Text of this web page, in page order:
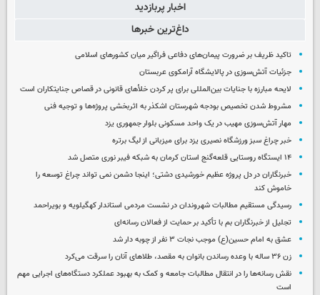
اخبار پربازدید
داغ‌ترین خبرها
تاکید ظریف بر ضرورت پیمان‌های دفاعی فراگیر میان کشورهای اسلامی
جزئیات آتش‌سوزی در پالایشگاه آرامکوی عربستان
لایحه مبارزه با جنایات بین‌المللی برای پر کردن خلأهای قانونی در قصاص جنایتکاران است
مشروط شدن تخصیص بودجه شهرستان اشکذر به اثربخشی پروژه‌ها و توجیه فنی
مهار آتش‌سوزی مهیب در یک واحد مسکونی بلوار جمهوری یزد
خبر چراغ سبز ورزشگاه نصیری یزد برای میزبانی از لیگ برتره
۱۴ ایستگاه روستایی قلعه‌گنج استان کرمان به شبکه فیبر نوری متصل شد
خبرنگاران در دل پروژه عظیم خورشیدی دشتی؛ اینجا دشمن نمی‌ تواند چراغ توسعه را
خاموش کند
رسیدگی مستقیم مطالبات شهروندان در نشست مردمی استاندار کهگیلویه و بویراحمد
تجلیل از خبرنگاران بم با تأکید بر حمایت از فعالان رسانه‌ای
عشق به امام حسین(ع) موجب نجات ۳ نفر از چوبه دار شد
زن ۳۶ ساله با وعده رساندن بانوان به مقصد، طلاهای آنان را سرقت می‌کرد
نقش رسانه‌ها را در انتقال مطالبات جامعه و کمک به بهبود عملکرد دستگاه‌های اجرایی مهم
است